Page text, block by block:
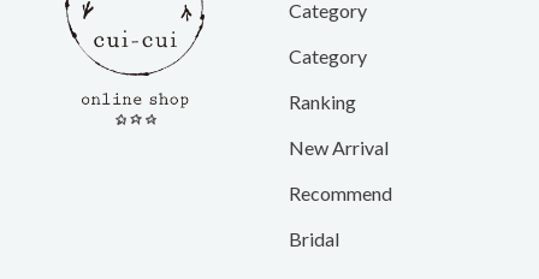
Category
Category
Ranking
New Arrival
Recommend
Bridal